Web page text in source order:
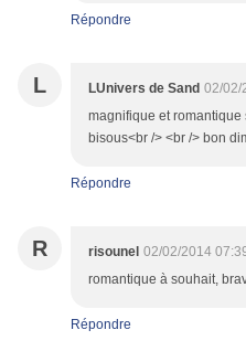
Répondre
L LUnivers de Sand 02/02/
magnifique et romantique
bisous<br /> <br /> bon
Répondre
R risounel 02/02/2014
romantique à souhait,
Répondre